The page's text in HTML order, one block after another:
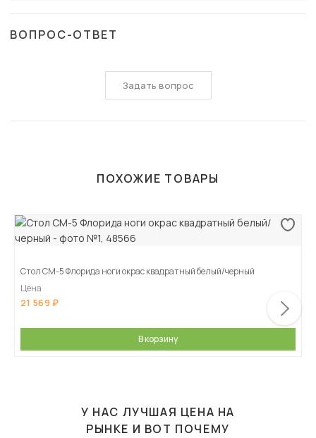
ВОПРОС-ОТВЕТ
Задать вопрос
ПОХОЖИЕ ТОВАРЫ
Стол СМ-5 Флорида ноги окрас квадратный белый/черный
Цена
21 569
В корзину
У НАС ЛУЧШАЯ ЦЕНА НА
РЫНКЕ И ВОТ ПОЧЕМУ